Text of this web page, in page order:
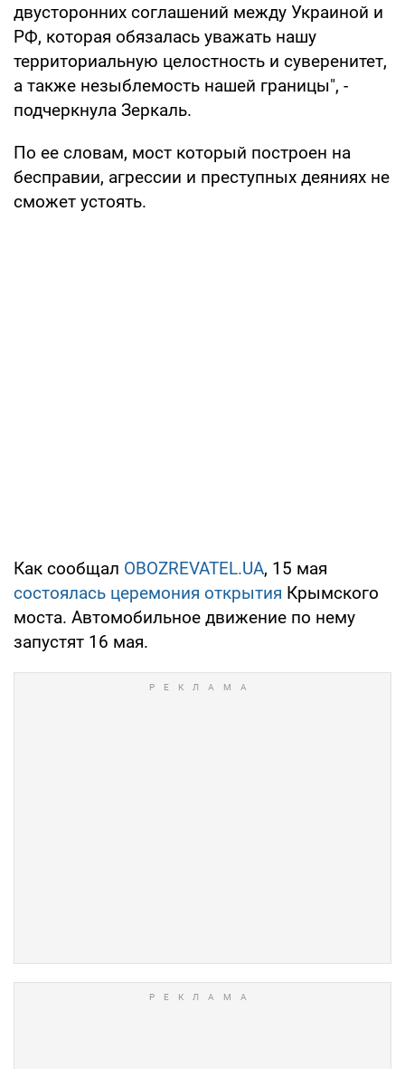
двусторонних соглашений между Украиной и
РФ, которая обязалась уважать нашу
территориальную целостность и суверенитет,
а также незыблемость нашей границы", -
подчеркнула Зеркаль.
По ее словам, мост который построен на
бесправии, агрессии и преступных деяниях не
сможет устоять.
Как сообщал OBOZREVATEL.UA, 15 мая
состоялась церемония открытия Крымского
моста. Автомобильное движение по нему
запустят 16 мая.